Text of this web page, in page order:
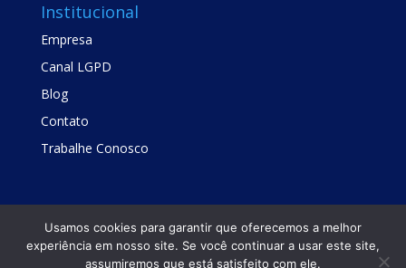
Institucional
Empresa
Canal LGPD
Blog
Contato
Trabalhe Conosco
Usamos cookies para garantir que oferecemos a melhor
experiência em nosso site. Se você continuar a usar este site,
assumiremos que está satisfeito com ele.